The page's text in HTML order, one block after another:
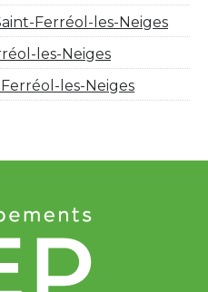
Ferréol-les-Neiges
les-Neiges
les-Neiges